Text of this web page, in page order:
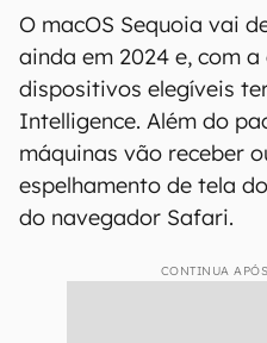
O macOS Sequoia vai
ainda em 2024 e, com
dispositivos elegíveis
Intelligence. Além do
máquinas vão receber
espelhamento de tela
do navegador Safari.
CONTINUA